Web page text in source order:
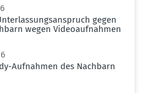
gegen
wegen Video­auf­nahmen
Aufnahmen des Nachbarn